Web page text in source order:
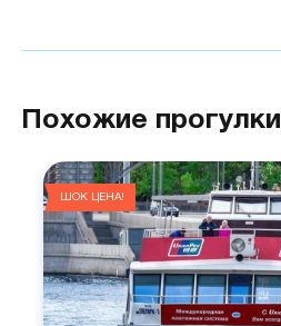
Похожие прогулки
ШОК ЦЕНА!